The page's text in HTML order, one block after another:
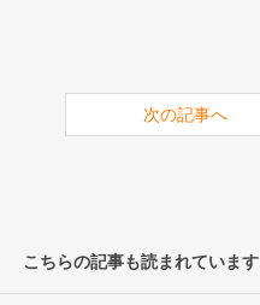
次の記事へ
こちらの記事も読まれています